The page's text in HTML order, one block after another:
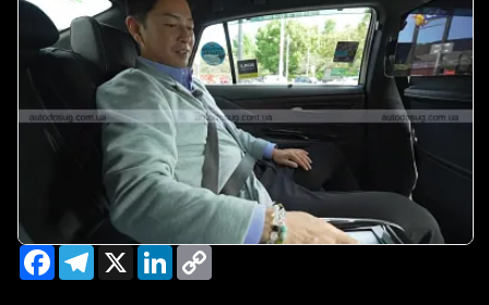
FacebookTelegram
X LinkedIn